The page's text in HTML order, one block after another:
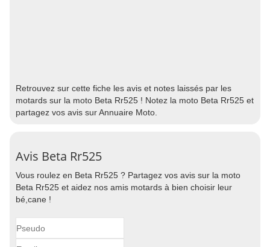
Retrouvez sur cette fiche les avis et notes laissés par les
motards sur la moto Beta Rr525 ! Notez la moto Beta Rr525 et
partagez vos avis sur Annuaire Moto.
Avis Beta Rr525
Vous roulez en Beta Rr525 ? Partagez vos avis sur la moto
Beta Rr525 et aidez nos amis motards à bien choisir leur
bé,cane !